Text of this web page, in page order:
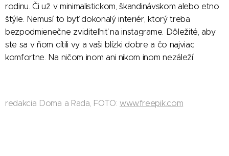
rodinu. Či už v minimalistickom, škandinávskom alebo etno
štýle. Nemusí to byť dokonalý interiér, ktorý treba
bezpodmienečne zviditeľniť na instagrame. Dôležité, aby
ste sa v ňom cítili vy a vaši blízki dobre a čo najviac
komfortne. Na ničom inom ani nikom inom nezáleží.
redakcia Doma a Rada, FOTO:www.freepik.com